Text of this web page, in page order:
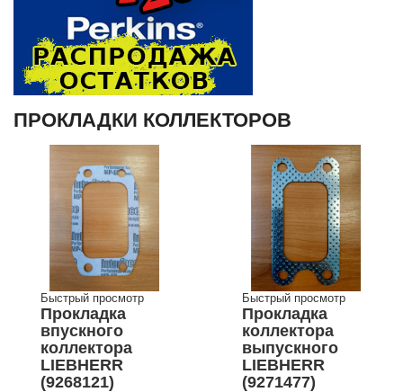
ПРОКЛАДКИ КОЛЛЕКТОРОВ
Быстрый просмотр
Прокладка
впускного
коллектора
LIEBHERR
(9268121)
Быстрый просмотр
Прокладка
коллектора
выпускного
LIEBHERR
(9271477)